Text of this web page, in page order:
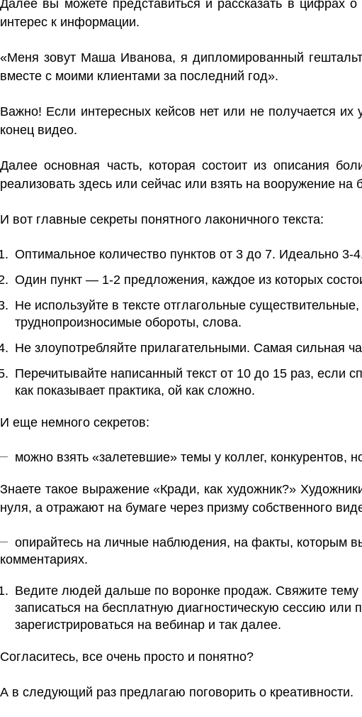
Далее вы можете представиться и рассказать в цифрах
интерес к информации.
«Меня зовут Маша Иванова, я дипломированный
вместе с моими клиентами за последний год».
Важно! Если интересных кейсов нет или не получается
конец видео.
Далее основная часть, которая состоит из описания
реализовать здесь или сейчас или взять на вооружение
И вот главные секреты понятного лаконичного текста:
Оптимальное количество пунктов от 3 до 7. Идеально 3-
Один пункт — 1-2 предложения, каждое из которых
Не используйте в тексте отглагольные
труднопроизносимые обороты, слова.
Не злоупотребляйте прилагательными. Самая сильная
Перечитывайте написанный текст от 10 до 15 раз, если
как показывает практика, ой как сложно.
И еще немного секретов:
можно взять «залетевшие» темы у коллег, конкурентов,
Знаете такое выражение «Кради, как художник?»
нуля, а отражают на бумаге через призму собственного
опирайтесь на личные наблюдения, на факты, которым
комментариях.
Ведите людей дальше по воронке продаж. Свяжите
записаться на бесплатную диагностическую сессию
зарегистрироваться на вебинар и так далее.
Согласитесь, все очень просто и понятно?
А в следующий раз предлагаю поговорить о креативности.